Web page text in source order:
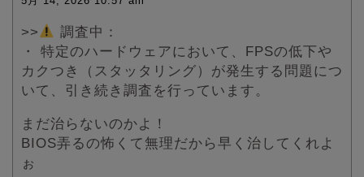
>>
調査中：
・ 特定のハードウェアにおいて、FPSの低下や
カクつき（スタッタリング）が発生する問題につ
いて、引き続き調査を行っています。
まだ治らないのかよ！
BIOS弄るの怖くて無理だから早く治してくれよ
ぉ